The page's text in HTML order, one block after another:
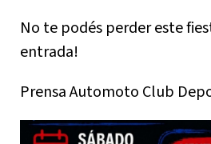
No te podés perder este
entrada!
Prensa Automoto Club